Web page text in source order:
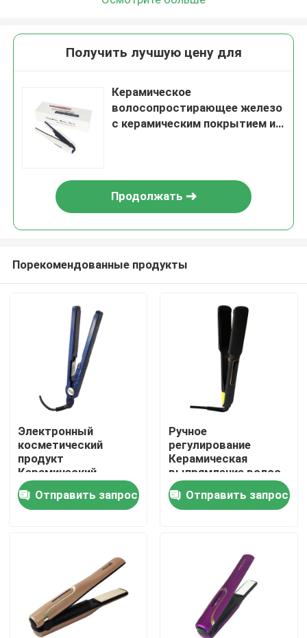
О Компании
Контакты
Получить лучшую цену для
Керамическое
волосопростирающее железо
с керамическим покрытием и
Продолжать
Порекомендованные продукты
Электронный
косметический
продукт
Керамический
волосопростирающий
железо с
температурой 150C-
Отправить запрос
Ручное
регулирование
Керамическая
выпрямление волос
Железо
Интеллектуальный
тип Другие
Отправить запрос